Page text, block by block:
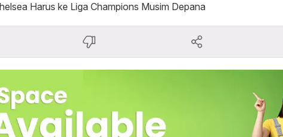
Harus ke Liga Champions Musim Depana